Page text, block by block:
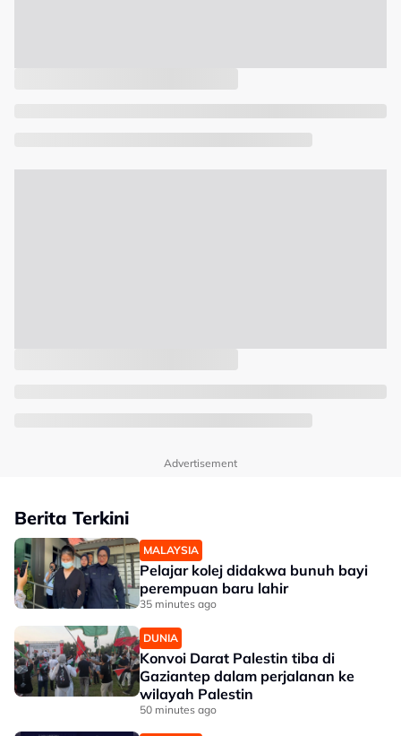
Advertisement
Berita Terkini
MALAYSIA
Pelajar kolej didakwa bunuh bayi
perempuan baru lahir
35 minutes ago
DUNIA
Konvoi Darat Palestin tiba di
Gaziantep dalam perjalanan ke
wilayah Palestin
50 minutes ago